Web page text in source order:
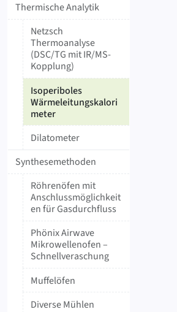
Thermische Analytik
Netzsch
Thermoanalyse
(DSC/TG mit IR/MS-
Kopplung)
Isoperiboles
Wärmeleitungskalori
meter
Dilatometer
Synthesemethoden
Röhrenöfen mit
Anschlussmöglichkeit
en für Gasdurchfluss
Phönix Airwave
Mikrowellenofen –
Schnellveraschung
Muffelöfen
Diverse Mühlen